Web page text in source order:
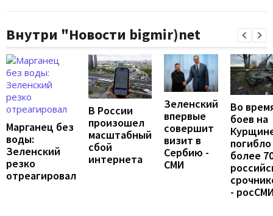
Внутри "Новости bigmir)net
Марганец без
воды:
Зеленский
резко
отреагировал
В России
произошел
масштабный
сбой
интернета
Зеленский
впервые
совершит
визит в
Сербию -
СМИ
Во
боев на
погибло
более
-